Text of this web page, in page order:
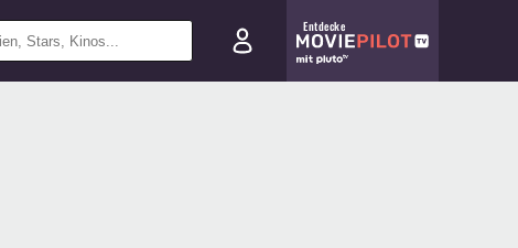
Entdecke